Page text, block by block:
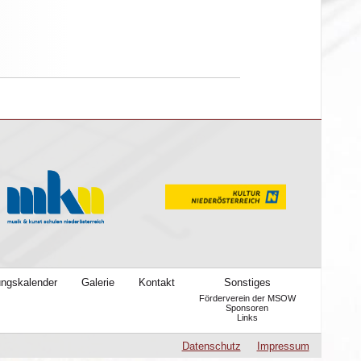
Galerie Kontakt Sonstiges
Förderverein der MSOW
Sponsoren
Links
Datenschutz Impressum